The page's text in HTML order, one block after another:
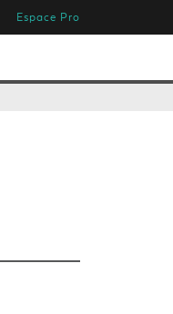
Espace Pro